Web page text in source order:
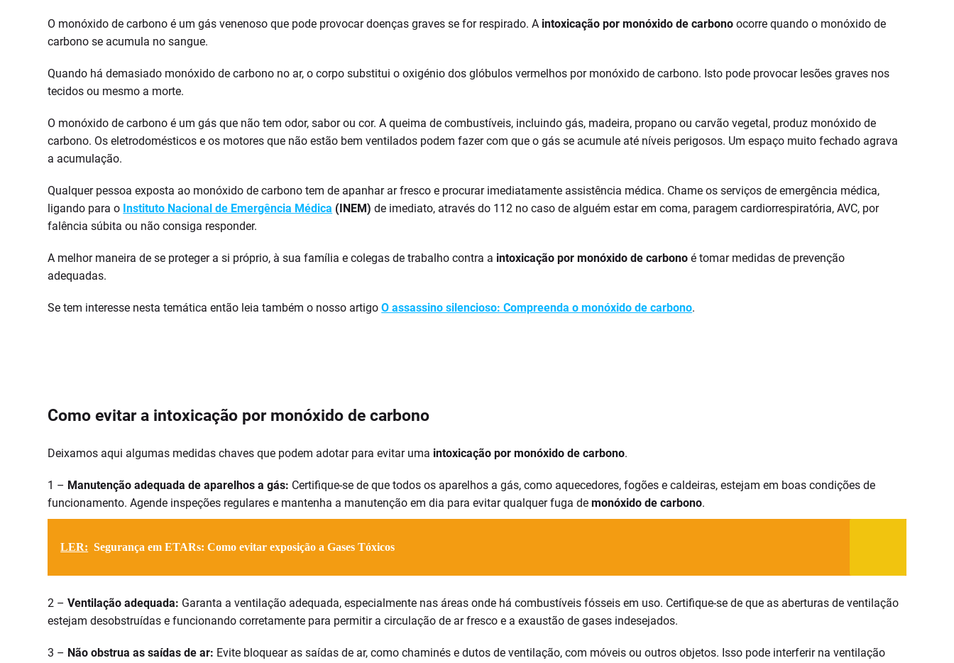
O monóxido de carbono é um gás venenoso que pode provocar doenças graves se for respirado. A intoxicação por monóxido de carbono ocorre quando o monóxido de
carbono se acumula no sangue.
Quando há demasiado monóxido de carbono no ar, o corpo substitui o oxigénio dos glóbulos vermelhos por monóxido de carbono. Isto pode provocar lesões graves nos
tecidos ou mesmo a morte.
O monóxido de carbono é um gás que não tem odor, sabor ou cor. A queima de combustíveis, incluindo gás, madeira, propano ou carvão vegetal, produz monóxido de
carbono. Os eletrodomésticos e os motores que não estão bem ventilados podem fazer com que o gás se acumule até níveis perigosos. Um espaço muito fechado agrava
a acumulação.
Qualquer pessoa exposta ao monóxido de carbono tem de apanhar ar fresco e procurar imediatamente assistência médica. Chame os serviços de emergência médica,
ligando para o Instituto Nacional de Emergência Médica (INEM) de imediato, através do 112 no caso de alguém estar em coma, paragem cardiorrespiratória, AVC, por
falência súbita ou não consiga responder.
A melhor maneira de se proteger a si próprio, à sua família e colegas de trabalho contra a intoxicação por monóxido de carbono é tomar medidas de prevenção
adequadas.
Se tem interesse nesta temática então leia também o nosso artigoO assassino silencioso: Compreenda o monóxido de carbono.
Como evitar a intoxicação por monóxido de carbono
Deixamos aqui algumas medidas chaves que podem adotar para evitar uma intoxicação por monóxido de carbono.
1 – Manutenção adequada de aparelhos a gás: Certifique-se de que todos os aparelhos a gás, como aquecedores, fogões e caldeiras, estejam em boas condições de
funcionamento. Agende inspeções regulares e mantenha a manutenção em dia para evitar qualquer fuga demonóxido de carbono.
LER: Segurança em ETARs: Como evitar exposição a Gases Tóxicos
2 –Ventilação adequada: Garanta a ventilação adequada, especialmente nas áreas onde há combustíveis fósseis em uso. Certifique-se de que as aberturas de ventilação
estejam desobstruídas e funcionando corretamente para permitir a circulação de ar fresco e a exaustão de gases indesejados.
3 – Não obstrua as saídas de ar: Evite bloquear as saídas de ar, como chaminés e dutos de ventilação, com móveis ou outros objetos. Isso pode interferir na ventilação